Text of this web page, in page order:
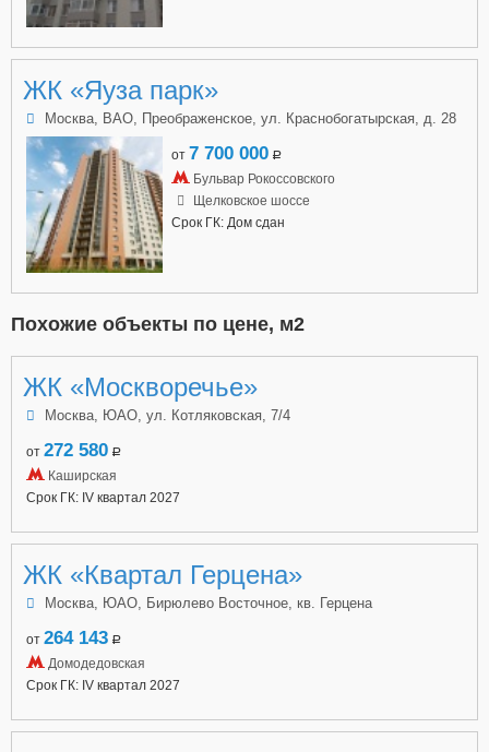
ЖК «Яуза парк»
Москва, ВАО, Преображенское, ул. Краснобогатырская, д. 28
от 7 700 000 a
Бульвар Рокоссовского
Щелковское шоссе
Срок ГК: Дом сдан
Похожие объекты по цене, м2
ЖК «Москворечье»
Москва, ЮАО, ул. Котляковская, 7/4
от 272 580 a
Каширская
Срок ГК: IV квартал 2027
ЖК «Квартал Герцена»
Москва, ЮАО, Бирюлево Восточное, кв. Герцена
от 264 143 a
Домодедовская
Срок ГК: IV квартал 2027